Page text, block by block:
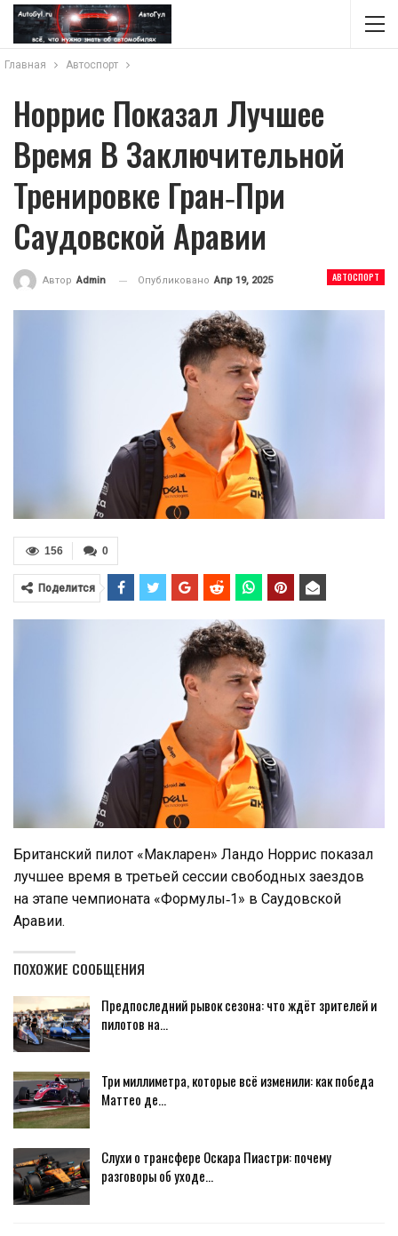
Главная Автоспорт
Норрис Показал Лучшее
Время В Заключительной
Тренировке Гран‑при
Саудовской Аравии
АВТОСПОРТ
Автор Admin Опубликовано Апр 19, 2025
0
156
Поделится
Британский пилот «Макларен» Ландо Норрис показал
лучшее время в третьей сессии свободных заездов
на этапе чемпионата «Формулы‑1» в Саудовской
Аравии.
ПОХОЖИЕ СООБЩЕНИЯ
Предпоследний рывок сезона: что ждёт зрителей и
пилотов на…
Три миллиметра, которые всё изменили: как победа
Маттео де…
Слухи о трансфере Оскара Пиастри: почему
разговоры об уходе…